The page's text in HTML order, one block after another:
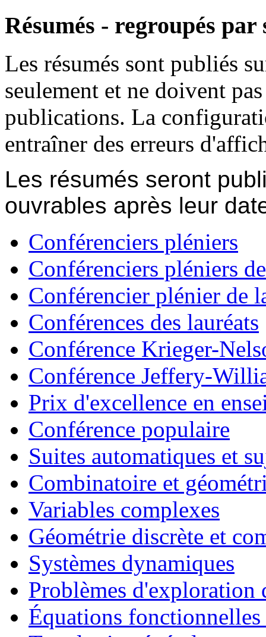
Résumés - regroupés par
Les résumés sont publiés
seulement et ne doivent
publications. La
entraîner des erreurs
Les résumés seront
ouvrables après leur
Conférenciers pléniers
Conférenciers pléniers
Conférencier plénier de
Conférences des lauréats
Conférence Krieger-
Conférence Jeffery-
Prix d'excellence en
Conférence populaire
Suites automatiques et
Combinatoire et
Variables complexes
Géométrie discrète et
Systèmes dynamiques
Problèmes d'exploration
Équations